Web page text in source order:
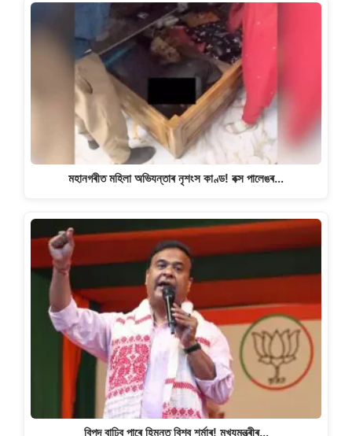
মহানগৰীত মহিলা অভিযন্তাৰ নৃশংস কাণ্ড! বক্স পালেঙৰ…
বিপদ বাঢ়িব পাৰে হিমন্ত বিশ্ব শৰ্মাৰ! মুখ্যমন্ত্ৰীৰ…